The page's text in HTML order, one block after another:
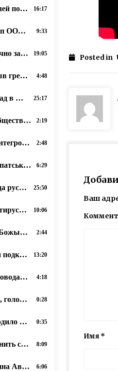
Posted in
Ваш
Имя *
610 рочный юбилей побҍды Грюнва́льдской битвы се празник и русинôв.15.07.2020, прот. Димитрий Сидор 16:17
Главный принцип ООН «Невостребованоє право не єсть нарушеноє право». прот. Димитрий Сидор 28.12.19 9:33
Антирусины срочно заскочили в число русинôв, 17.07.2020 19:05
Древній Крим быв гречеський де и прибывали перші християне! 4:48
Ежегодный доклад в Брюсселе о состоянии прав и свобод русинов Закарпатья в Украине.17.12.19 25:17
Закарпатськоє общество имени св..Кирила и Мефодія сообщає о упокоєніи Богдана Гамбаля! 2:19
Закарпатці вже інтегровані до Європи і відчувають себе громадянами Євросоюзу 2:48
Звернення Закарпатського общества ім. Кирилла и Мефодія про вибори 6:29
Исторична правда русинов – 03.12.2019, прот. Димитрій Сидор 25:50
Какие деяния антирусинов подпадают под оценку этноцид и геноцид؟ 10:06
Кирилиця – дар Божый и мы, русины, не можеме отказатися от нея! 2:44
Лемкы-русины и подкарпатські русины – народ-мученик, 21.07.2020 13:20
Масляниця с хороводами не прижилася русинам, но палачінты АЙ! 4:18
Матільда Богнер, голова Моніторингової місії ООН з прав людини в України 17 09 2019 0:28
Нам бы так підходило штобы ся держава збереглася, ми в ній тулько много надій поклали 0:35
Нам надо объединить свои медиа-ресурсы, 25.06.2020 8:09
Нераскаянная вина Австро-Венгрии перед русинами (1914-1918) 6:06